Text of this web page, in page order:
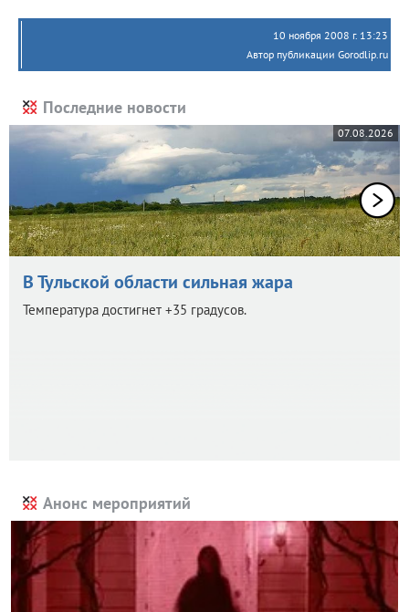
10 ноября 2008 г. 13:23
Автор публикации Gorodlip.ru
Последние новости
07.08.2026
В Тульской области сильная жара
Температура достигнет +35 градусов.
Анонс мероприятий